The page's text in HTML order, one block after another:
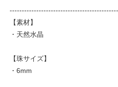
【素材】
・天然水晶
【珠サイズ】
・6mm